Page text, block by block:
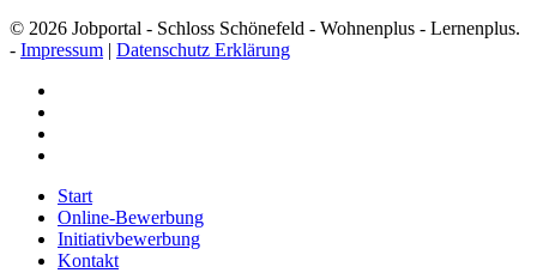
© 2026 Jobportal - Schloss Schönefeld - Wohnenplus - Lernenplus.
- Impressum | Datenschutz Erklärung
Close
Menu
Start
Online-Bewerbung
Initiativbewerbung
Kontakt